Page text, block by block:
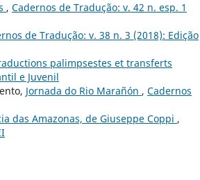
, Cadernos de Tradução: v. 42 n. esp. 1
de Tradução: v. 38 n. 3 (2018): Edição
palimpsestes et transferts
e Juvenil
Jornada do Rio Marañón , Cadernos
das Amazonas, de Giuseppe Coppi ,